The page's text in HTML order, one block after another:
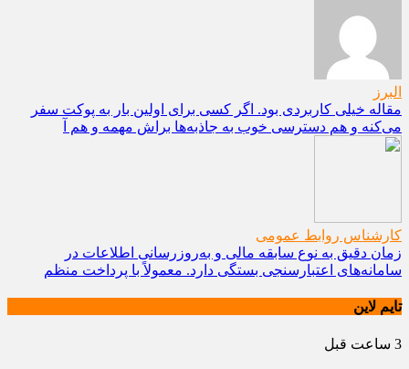
البرز
مقاله خیلی کاربردی بود. اگر کسی برای اولین بار به پوکت سفر
می‌کنه و هم دسترسی خوب به جاذبه‌ها براش مهمه و هم آ
کارشناس روابط عمومی
زمان دقیق به نوع سابقه مالی و به‌روزرسانی اطلاعات در
سامانه‌های اعتبارسنجی بستگی دارد. معمولاً با پرداخت منظم
تایم لاین
3 ساعت قبل